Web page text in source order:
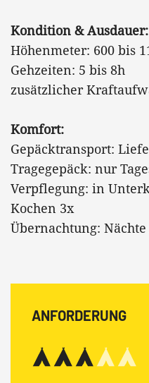
Kondition & Ausdauer:
Höhenmeter: 600 bis
Gehzeiten: 5 bis 8h
zusätzlicher
Komfort:
Gepäcktransport:
Tragegepäck: nur
Verpflegung: in
Kochen 3x
Übernachtung:
ANFORDERUNG